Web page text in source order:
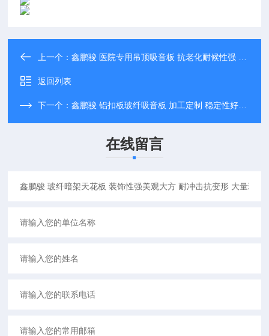
上一个：鑫鹏骏 医院专用吊顶吸音板 抗老化耐候性强 尺寸多样 可定制
返回列表
下一个：鑫鹏骏 铝扣板玻纤吸音板 加工定制 稳定性好耐冲击抗变形 大型厂家
在线留言